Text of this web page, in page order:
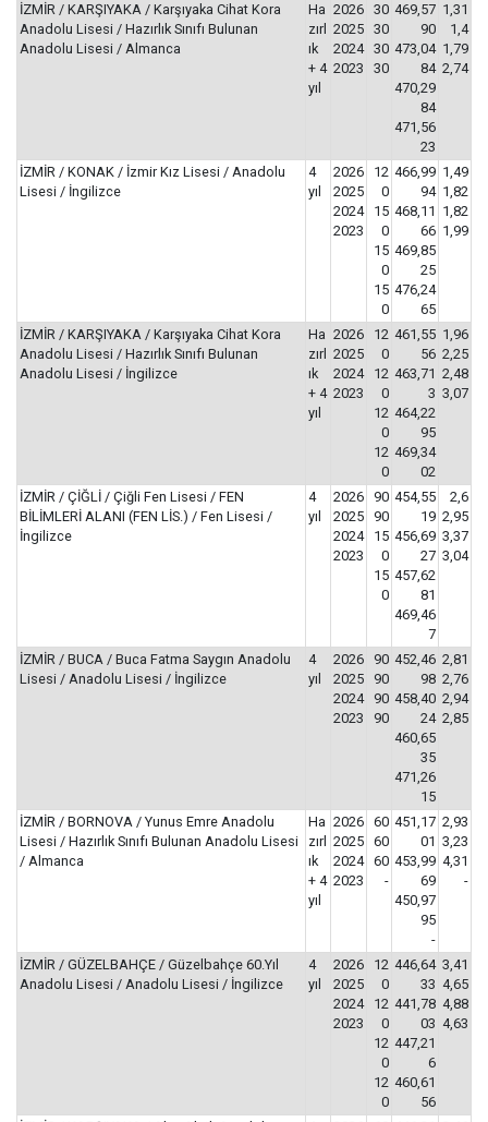
İZMİR / KARŞIYAKA / Karşıyaka Cihat Kora
Anadolu Lisesi / Hazırlık Sınıfı Bulunan
Anadolu Lisesi / Almanca
Ha
zırl
ık
+ 4
yıl
2026
2025
2024
2023
30
30
30
30
469,57
90
473,04
84
470,29
84
471,56
23
1,31
1,4
1,79
2,74
İZMİR / KONAK / İzmir Kız Lisesi / Anadolu
Lisesi / İngilizce
4
yıl
2026
2025
2024
2023
12
0
15
0
15
0
15
0
466,99
94
468,11
66
469,85
25
476,24
65
1,49
1,82
1,82
1,99
İZMİR / KARŞIYAKA / Karşıyaka Cihat Kora
Anadolu Lisesi / Hazırlık Sınıfı Bulunan
Anadolu Lisesi / İngilizce
Ha
zırl
ık
+ 4
yıl
2026
2025
2024
2023
12
0
12
0
12
0
12
0
461,55
56
463,71
3
464,22
95
469,34
02
1,96
2,25
2,48
3,07
İZMİR / ÇİĞLİ / Çiğli Fen Lisesi / FEN
BİLİMLERİ ALANI (FEN LİS.) / Fen Lisesi /
İngilizce
4
yıl
2026
2025
2024
2023
90
90
15
0
15
0
454,55
19
456,69
27
457,62
81
469,46
7
2,6
2,95
3,37
3,04
İZMİR / BUCA / Buca Fatma Saygın Anadolu
Lisesi / Anadolu Lisesi / İngilizce
4
yıl
2026
2025
2024
2023
90
90
90
90
452,46
98
458,40
24
460,65
35
471,26
15
2,81
2,76
2,94
2,85
İZMİR / BORNOVA / Yunus Emre Anadolu
Lisesi / Hazırlık Sınıfı Bulunan Anadolu Lisesi
/ Almanca
Ha
zırl
ık
+ 4
yıl
2026
2025
2024
2023
60
60
60
-
451,17
01
453,99
69
450,97
95
-
2,93
3,23
4,31
-
İZMİR / GÜZELBAHÇE / Güzelbahçe 60.Yıl
Anadolu Lisesi / Anadolu Lisesi / İngilizce
4
yıl
2026
2025
2024
2023
12
0
12
0
12
0
12
0
446,64
33
441,78
03
447,21
6
460,61
56
3,41
4,65
4,88
4,63